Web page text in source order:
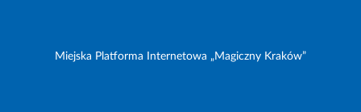
Miejska Platforma Internetowa „Magiczny Kraków”